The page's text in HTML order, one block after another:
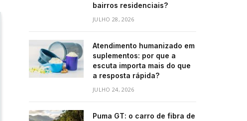
bairros residenciais?
JULHO 28, 2026
Atendimento humanizado em
suplementos: por que a
escuta importa mais do que
a resposta rápida?
JULHO 24, 2026
Puma GT: o carro de fibra de